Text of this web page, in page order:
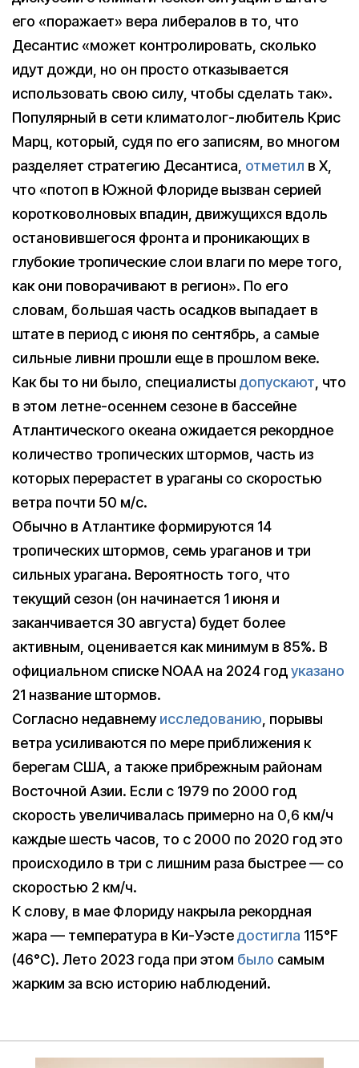
его «поражает» вера либералов в то, что
Десантис «может контролировать, сколько
идут дожди, но он просто отказывается
использовать свою силу, чтобы сделать так».
Популярный в сети климатолог-любитель Крис
Марц, который, судя по его записям, во многом
разделяет стратегию Десантиса, отметил в X,
что «потоп в Южной Флориде вызван серией
коротковолновых впадин, движущихся вдоль
остановившегося фронта и проникающих в
глубокие тропические слои влаги по мере того,
как они поворачивают в регион». По его
словам, большая часть осадков выпадает в
штате в период с июня по сентябрь, а самые
сильные ливни прошли еще в прошлом веке.
Как бы то ни было, специалисты допускают , что
в этом летне-осеннем сезоне в бассейне
Атлантического океана ожидается рекордное
количество тропических штормов, часть из
которых перерастет в ураганы со скоростью
ветра почти 50 м/с.
Обычно в Атлантике формируются 14
тропических штормов, семь ураганов и три
сильных урагана. Вероятность того, что
текущий сезон (он начинается 1 июня и
заканчивается 30 августа) будет более
активным, оценивается как минимум в 85%. В
официальном списке NOAA на 2024 годуказано
21 название штормов.
Согласно недавнемуисследованию , порывы
ветра усиливаются по мере приближения к
берегам США, а также прибрежным районам
Восточной Азии. Если с 1979 по 2000 год
скорость увеличивалась примерно на 0,6 км/ч
каждые шесть часов, то с 2000 по 2020 год это
происходило в три с лишним раза быстрее — со
скоростью 2 км/ч.
К слову, в мае Флориду накрыла рекордная
жара — температура в Ки-Уэстедостигла 115°F
(46°C). Лето 2023 года при этом было самым
жарким за всю историю наблюдений.